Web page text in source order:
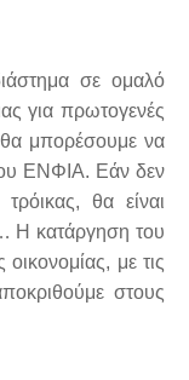
σε ομαλό
για πρωτογενές
μπορέσουμε να
ΕΝΦΙΑ. Εάν δεν
θα είναι
Η κατάργηση του
με τις
στους